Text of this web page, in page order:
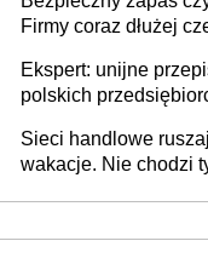
Firmy coraz dłużej
Ekspert: unijne
polskich
Sieci handlowe
wakacje. Nie chodzi